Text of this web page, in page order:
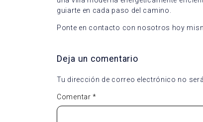
guiarte en cada paso del camino.
Ponte en contacto con nosotros hoy
Deja un comentario
Tu dirección de correo electrónico no
Comentar*